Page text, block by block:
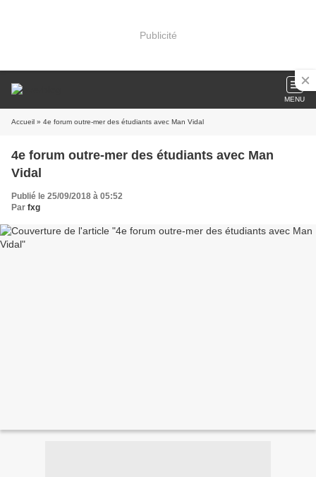
Publicité
MENU
Accueil » 4e forum outre-mer des étudiants avec Man Vidal
4e forum outre-mer des étudiants avec Man
Vidal
Publié le 25/09/2018 à 05:52
Par fxg